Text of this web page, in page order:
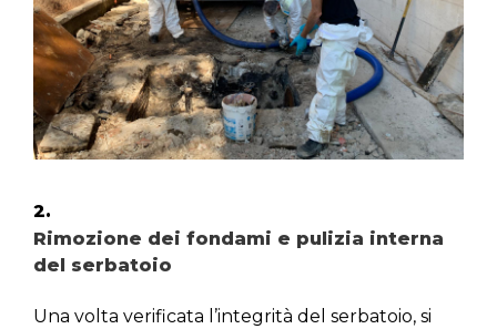
2.
Rimozione dei fondami e pulizia interna
del serbatoio
Una volta verificata l’integrità del serbatoio, si